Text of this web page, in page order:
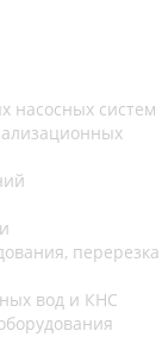
насосных систем
перерезка
вод и КНС